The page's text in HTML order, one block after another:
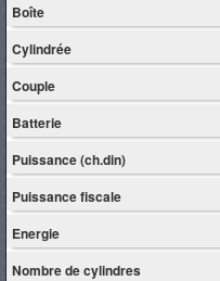
Boîte
Cylindrée
Couple
Batterie
Puissance (ch.din)
Puissance fiscale
Energie
Nombre de cylindres